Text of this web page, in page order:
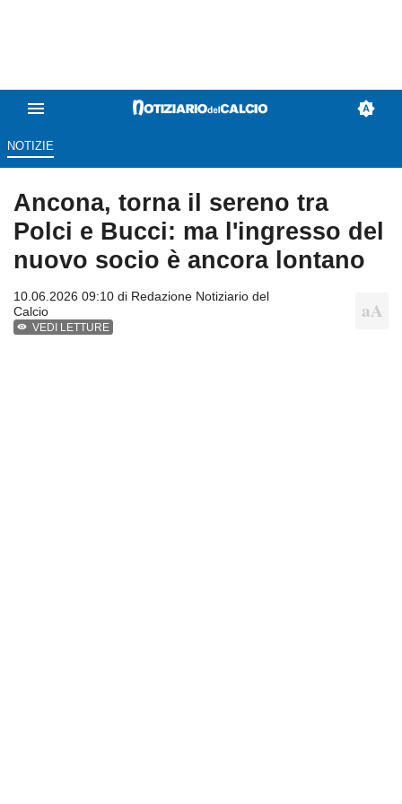
NOTIZIE
Ancona, torna il sereno tra
Polci e Bucci: ma l'ingresso del
nuovo socio è ancora lontano
10.06.2026 09:10 di Redazione Notiziario del
Calcio
VEDI LETTURE